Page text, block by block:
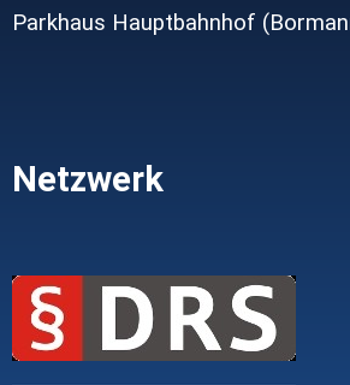
Parkhaus Hauptbahnhof
Netzwerk